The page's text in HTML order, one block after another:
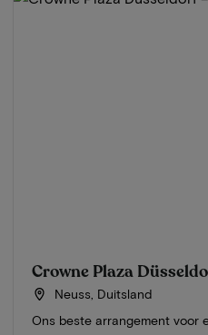
Crowne Plaza
Neuss, Duitsland
Ons beste arrangement voor